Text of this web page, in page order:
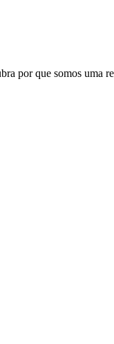
por que somos uma